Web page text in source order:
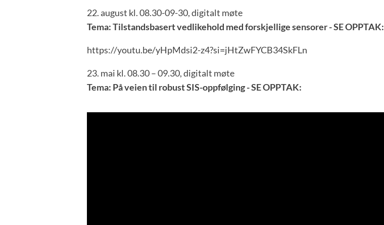
22. august kl. 08.30-09-30, digitalt møte
Tema: Tilstandsbasert vedlikehold med forskjellige sensorer - SE OPPTAK:
https://youtu.be/yHpMdsi2-z4?si=jHtZwFYCB34SkFLn
23. mai kl. 08.30 – 09.30, digitalt møte
Tema: På veien til robust SIS-oppfølging - SE OPPTAK: